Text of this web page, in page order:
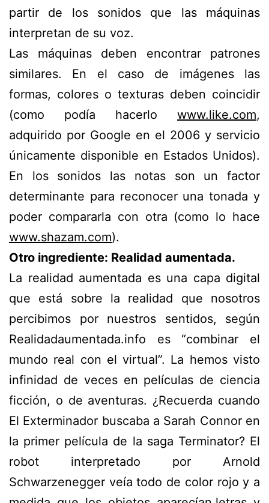
partir de los sonidos que las máquinas
interpretan de su voz.
Las máquinas deben encontrar patrones
similares. En el caso de imágenes las
formas, colores o texturas deben coincidir
(como podía hacerlo www.like.com,
adquirido por Google en el 2006 y servicio
únicamente disponible en Estados Unidos).
En los sonidos las notas son un factor
determinante para reconocer una tonada y
poder compararla con otra (como lo hace
www.shazam.com).
Otro ingrediente: Realidad aumentada.
La realidad aumentada es una capa digital
que está sobre la realidad que nosotros
percibimos por nuestros sentidos, según
Realidadaumentada.info es “combinar el
mundo real con el virtual”. La hemos visto
infinidad de veces en películas de ciencia
ficción, o de aventuras. ¿Recuerda cuando
El Exterminador buscaba a Sarah Connor en
la primer película de la saga Terminator? El
robot interpretado por Arnold
Schwarzenegger veía todo de color rojo y a